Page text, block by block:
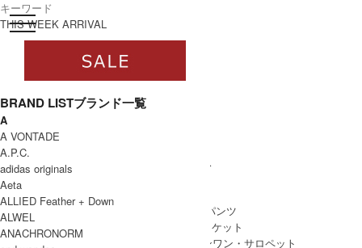
toggle navigation
ログイン
すべて
WOMEN
WOMEN ALL ITEM
/ ワンピース
SKIRT
BOTTOMS
/ ボトムス・パンツ
/ アウター・ジャケット
/ オールインワン・サロペット
THIS WEEK ARRIVAL
BRAND LISTブランド一覧
A
A VONTADE
A.P.C.
adidas originals
Aeta
ALLIED Feather + Down
ALWEL
ANACHRONORM